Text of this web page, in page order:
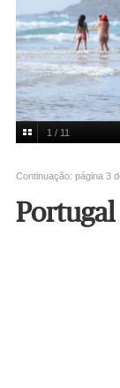
Na praia das Adegas,
1 / 11
Continuação: página 3